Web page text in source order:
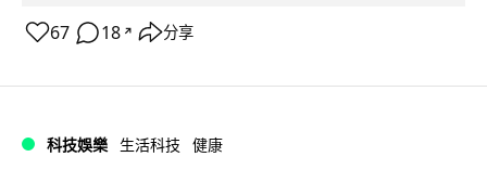
67 18 ↗ 分享
科技娛樂 生活科技 健康